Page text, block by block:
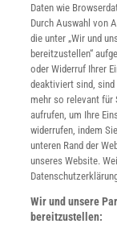
WEITERE
Daten wie
Durch Auswahl von
die unter „Wir und
bereitzustellen“
oder Widerruf Ihrer
deaktiviert sind,
mehr so relevant für
aufrufen, um Ihre
widerrufen, indem
unteren Rand der
unseres Website.
Wir und unsere
bereitzustellen: